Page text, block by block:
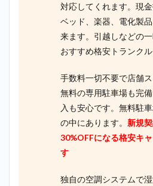
対応してくれます。現
ベッド、楽器、電化製
来ます。引越しなどの
おすすめ格安トランクル
手数料一切不要で店舗
無料の専用駐車場も完
入も安心です。無料駐
の中にあります。 新規
30%OFFになる格安キ
す
独自の空調システムで